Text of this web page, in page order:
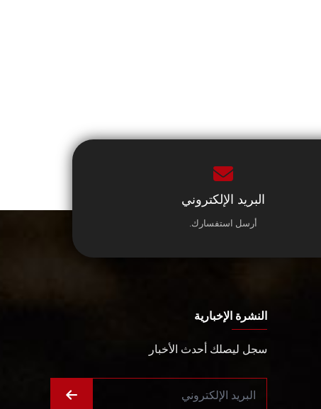
البريد الإلكتروني
أرسل استفسارك.
النشرة الإخبارية
سجل ليصلك أحدث الأخبار